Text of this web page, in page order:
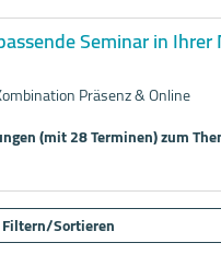
Seminar in Ihrer
Präsenz & Online
(mit 28 Terminen) zum
Filtern/Sortieren